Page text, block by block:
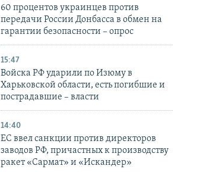
60 процентов украинцев против
передачи России Донбасса в обмен на
гарантии безопасности – опрос
15:47
Войска РФ ударили по Изюму в
Харьковской области, есть погибшие и
пострадавшие – власти
14:40
ЕС ввел санкции против директоров
заводов РФ, причастных к производству
ракет «Сармат» и «Искандер»